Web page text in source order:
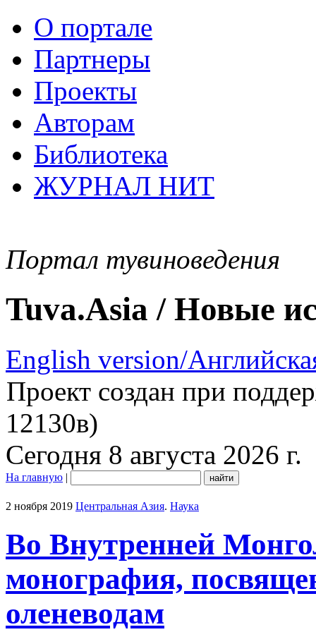
О портале
Партнеры
Проекты
Авторам
Библиотека
ЖУРНАЛ НИТ
Портал тувиноведения
Tuva.Asia / Новые
English version/
Проект создан при
12130в)
Сегодня 8 августа 2026 г.
На главную |
2 ноября 2019 Центральная Азия. Наука
Во Внутренней
монография,
оленеводам